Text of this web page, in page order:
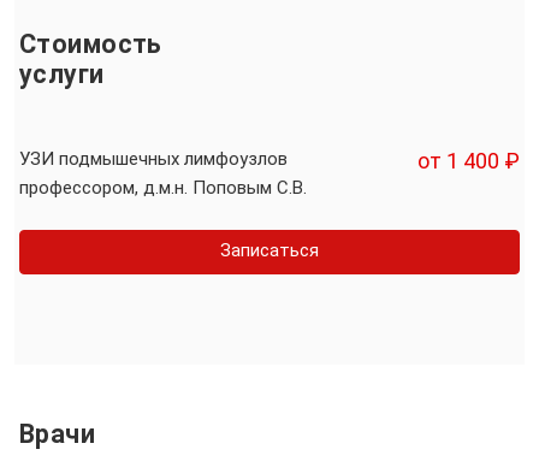
Стоимость
услуги
УЗИ подмышечных лимфоузлов
профессором, д.м.н. Поповым С.В.
от 1 400 ₽
Записаться
Врачи